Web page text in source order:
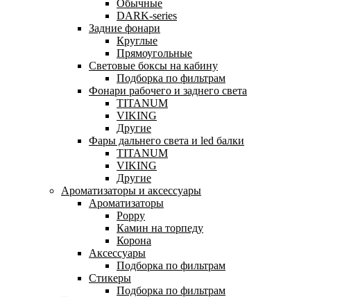
Обычные
DARK-series
Задние фонари
Круглые
Прямоугольные
Световые боксы на кабину
Подборка по фильтрам
Фонари рабочего и заднего света
TITANUM
VIKING
Другие
Фары дальнего света и led балки
TITANUM
VIKING
Другие
Ароматизаторы и аксессуары
Ароматизаторы
Poppy
Камин на торпеду
Корона
Аксессуары
Подборка по фильтрам
Стикеры
Подборка по фильтрам